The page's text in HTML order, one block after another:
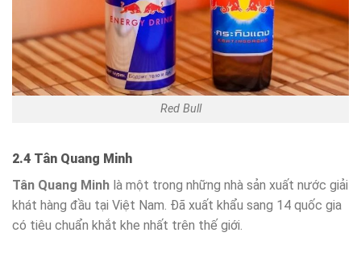
Red Bull
2.4 Tân Quang Minh
Tân Quang Minh là một trong những nhà sản xuất nước giải
khát hàng đầu tại Việt Nam. Đã xuất khẩu sang 14 quốc gia
có tiêu chuẩn khắt khe nhất trên thế giới.